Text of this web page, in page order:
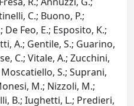
C.; Buono, P.;
Feo, E.; Esposito, K.;
A.; Gentile, S.; Guarino,
C.; Vitale, A.; Zucchini,
S.; Suprani,
M.; Nizzoli, M.;
B.; Iughetti, L.; Predieri,